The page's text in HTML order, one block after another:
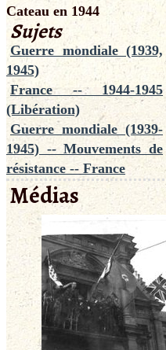
Cateau en 1944
Sujets
Guerre mondiale (1939,
1945)
France -- 1944-1945
(Libération)
Guerre mondiale (1939-
1945) -- Mouvements de
résistance -- France
Médias